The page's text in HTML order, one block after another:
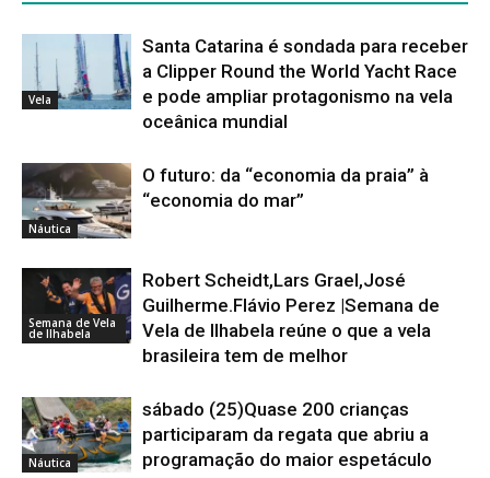
Vela
Santa Catarina é sondada para receber
a Clipper Round the World Yacht Race
e pode ampliar protagonismo na vela
oceânica mundial
Náutica
O futuro: da “economia da praia” à
“economia do mar”
Semana de Vela
de Ilhabela
Robert Scheidt,Lars Grael,José
Guilherme.Flávio Perez |Semana de
Vela de Ilhabela reúne o que a vela
brasileira tem de melhor
Náutica
sábado (25)Quase 200 crianças
participaram da regata que abriu a
programação do maior espetáculo